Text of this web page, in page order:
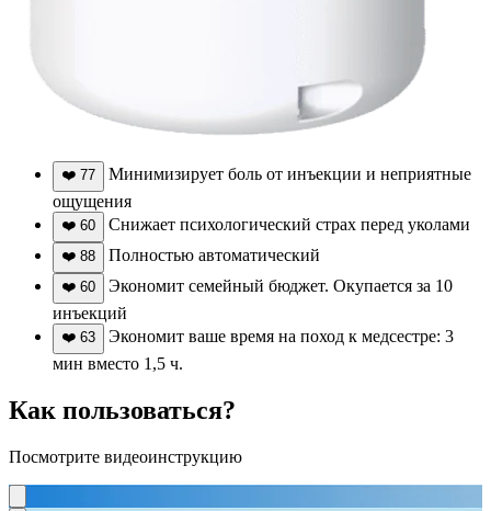
❤️ 77
Минимизирует боль от инъекции и неприятные
ощущения
❤️ 60 Снижает психологический страх перед уколами
❤️ 88 Полностью автоматический
❤️ 60
Экономит семейный бюджет. Окупается за 10
инъекций
❤️ 63
Экономит ваше время на поход к медсестре: 3
мин вместо 1,5 ч.
Как пользоваться?
Посмотрите видеоинструкцию